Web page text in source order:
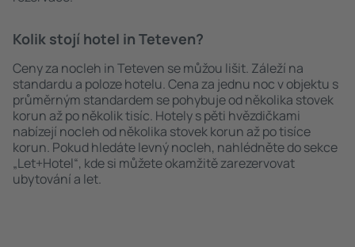
Kolik stojí hotel in Teteven?
Ceny za nocleh in Teteven se můžou lišit. Záleží na
standardu a poloze hotelu. Cena za jednu noc v objektu s
průměrným standardem se pohybuje od několika stovek
korun až po několik tisíc. Hotely s pěti hvězdičkami
nabízejí nocleh od několika stovek korun až po tisíce
korun. Pokud hledáte levný nocleh, nahlédněte do sekce
„Let+Hotel“, kde si můžete okamžitě zarezervovat
ubytování a let.